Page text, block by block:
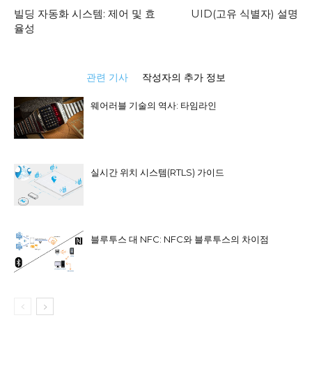
빌딩 자동화 시스템: 제어 및 효
율성
UID(고유 식별자) 설명
관련 기사 작성자의 추가 정보
웨어러블 기술의 역사: 타임라인
실시간 위치 시스템(RTLS) 가이드
블루투스 대 NFC: NFC와 블루투스의 차이점